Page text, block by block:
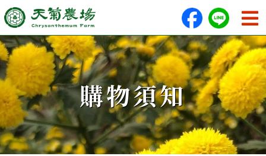
購物須知